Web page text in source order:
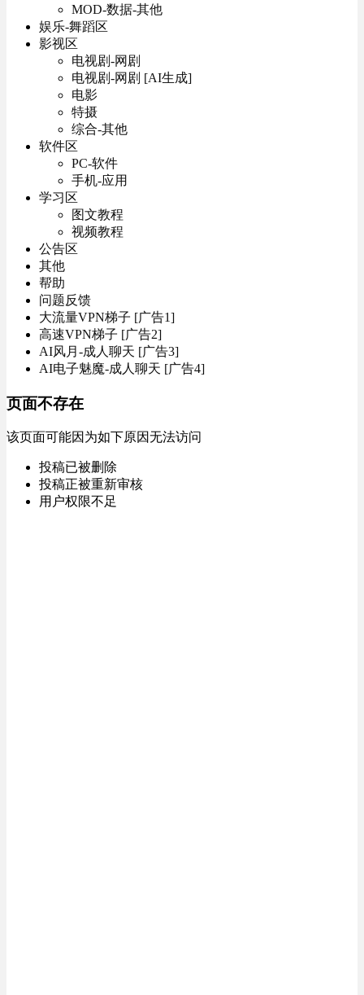
MOD-数据-其他
娱乐-舞蹈区
影视区
电视剧-网剧
电视剧-网剧 [AI生成]
电影
特摄
综合-其他
软件区
PC-软件
手机-应用
学习区
图文教程
视频教程
公告区
其他
帮助
问题反馈
大流量VPN梯子 [广告1]
高速VPN梯子 [广告2]
AI风月-成人聊天 [广告3]
AI电子魅魔-成人聊天 [广告4]
页面不存在
该页面可能因为如下原因无法访问
投稿已被删除
投稿正被重新审核
用户权限不足